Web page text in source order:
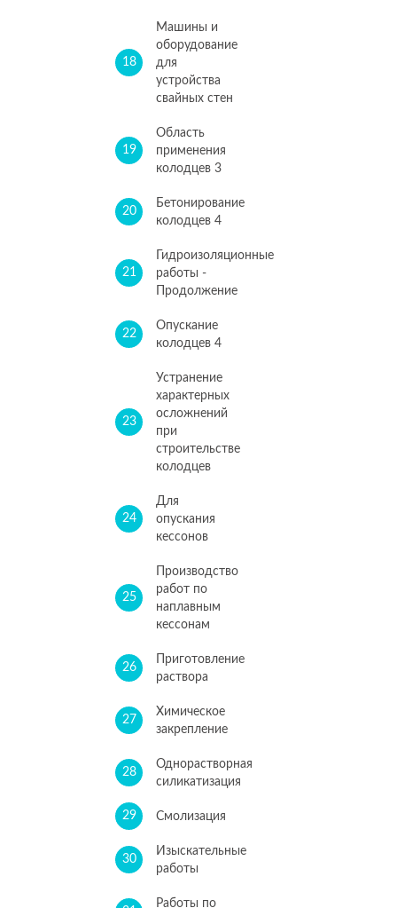
18
Машины и
оборудование
для
устройства
свайных стен
19
Область
применения
колодцев 3
20
Бетонирование
колодцев 4
21
Гидроизоляционные
работы -
Продолжение
22
Опускание
колодцев 4
23
Устранение
характерных
осложнений
при
строительстве
колодцев
24
Для
опускания
кессонов
25
Производство
работ по
наплавным
кессонам
26
Приготовление
раствора
27
Химическое
закрепление
28
Однорастворная
силикатизация
29 Смолизация
30
Изыскательные
работы
Работы по